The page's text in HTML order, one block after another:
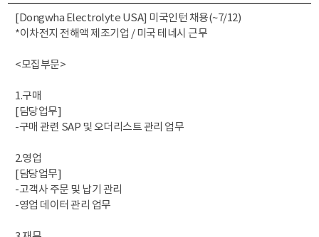
[Dongwha Electrolyte USA] 미국인턴 채용(~7/12)
*이차전지 전해액 제조기업 / 미국 테네시 근무
<모집부문>
1.구매
[담당업무]
-구매 관련 SAP 및 오더리스트 관리 업무
2.영업
[담당업무]
-고객사 주문 및 납기 관리
-영업 데이터 관리 업무